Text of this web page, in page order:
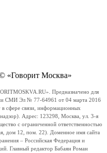
«Говорит Москва»
Предназначено для
СМИ Эл № 77-64961 от 04 марта 2016
сфере связи, информационных
Адрес: 123298, Москва, ул. 3-я
с ограниченной ответственностью
дом 12, пом. 22). Доменное имя сайта
– Российская Федерация и
Главный редактор Бабаян Роман